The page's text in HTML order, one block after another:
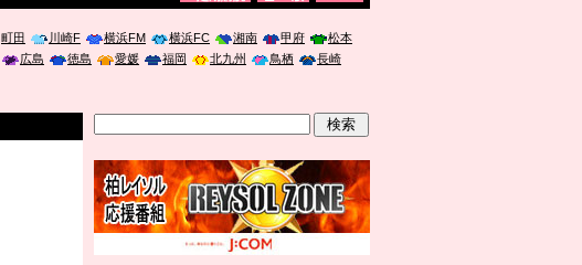
町田 川崎F 横浜FM 横浜FC 湘南 甲府
松本
広島 徳島 愛媛 福岡 北九州 鳥栖
長崎